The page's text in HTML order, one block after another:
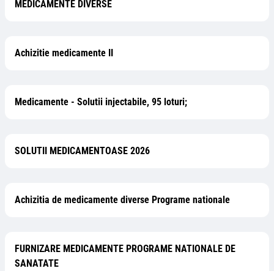
MEDICAMENTE DIVERSE
Achizitie medicamente II
Medicamente - Solutii injectabile, 95 loturi;
SOLUTII MEDICAMENTOASE 2026
Achizitia de medicamente diverse Programe nationale
FURNIZARE MEDICAMENTE PROGRAME NATIONALE DE
SANATATE